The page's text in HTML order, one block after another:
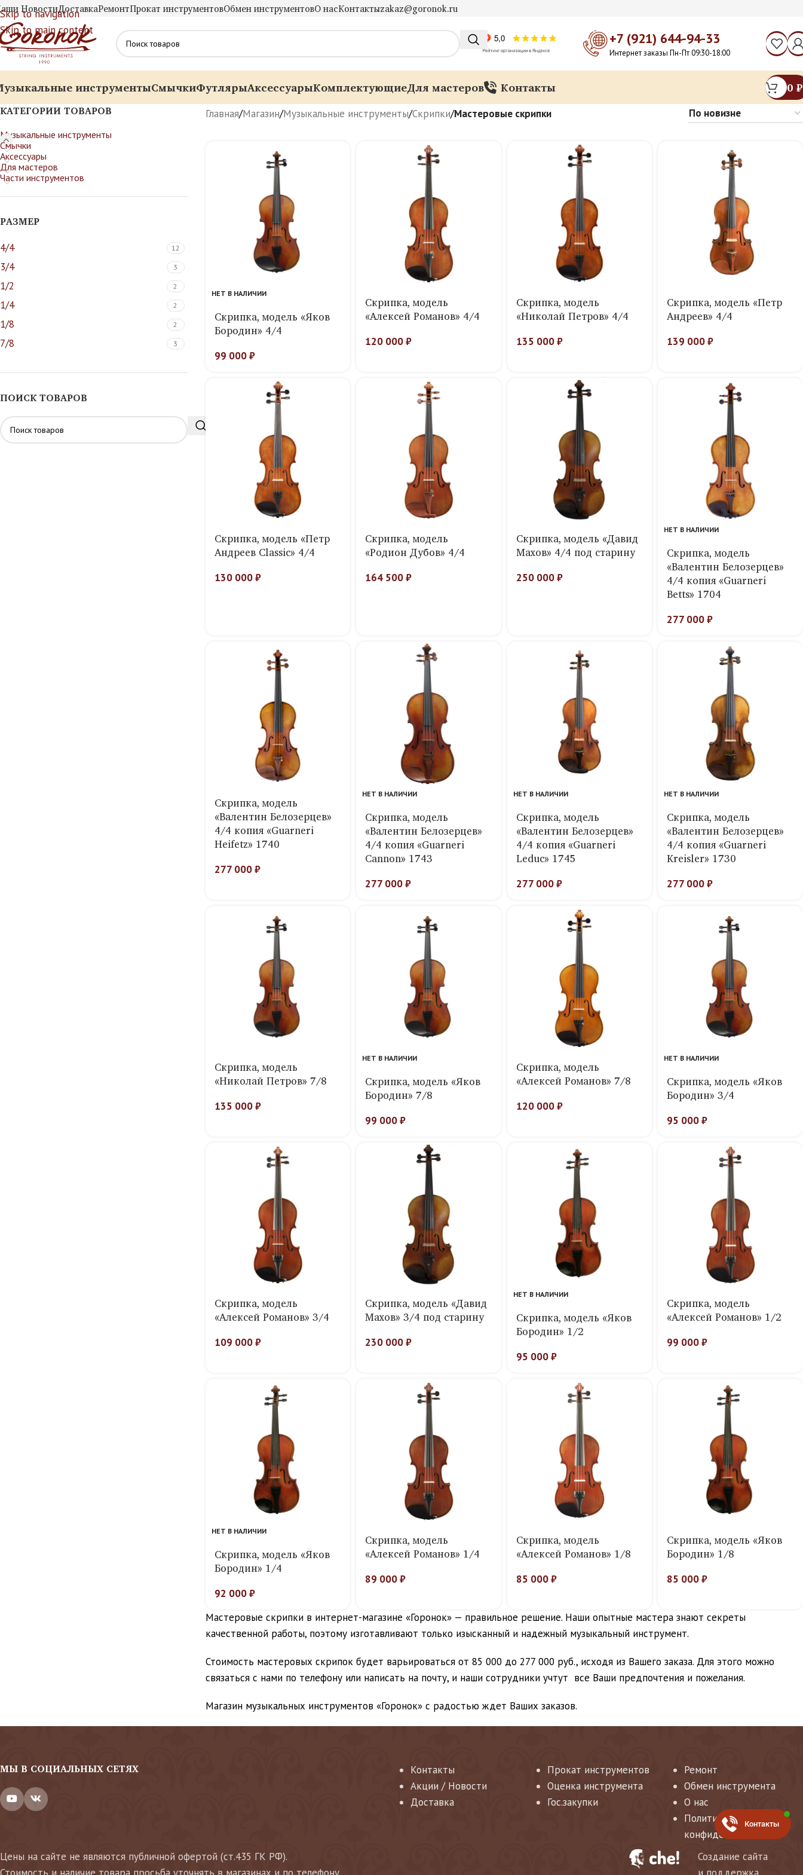
Skip to navigation
Skip to main content
НовостиДоставкаРемонтПрокат инструментовОбмен инструментовО насКонтактыzakaz@goronok.ru
+7 (921) 644-94-33
Интернет заказы Пн-Пт 09:30-18:00
инструментыСмычкиФутлярыАксессуарыКомплектующиеДля мастеров Контакты 0 ₽
КАТЕГОРИИ ТОВАРОВ
Музыкальные инструменты
Смычки
Аксессуары
Для мастеров
Части инструментов
РАЗМЕР
4/4 12
3/4 3
1/2 2
1/4 2
1/8 2
7/8 3
ПОИСК ТОВАРОВ
Главная/Магазин/Музыкальные инструменты/Скрипки/Мастеровые скрипки
НЕТ В НАЛИЧИИ
Скрипка, модель «Яков
Бородин» 4/4
99 000₽
Скрипка, модель
«Алексей Романов» 4/4
120 000₽
Скрипка, модель
«Николай Петров» 4/4
135 000₽
Скрипка, модель «Петр
Андреев» 4/4
139 000₽
Скрипка, модель «Петр
Андреев Classic» 4/4
130 000₽
Скрипка, модель
«Родион Дубов» 4/4
164 500₽
Скрипка, модель «Давид
Махов» 4/4 под старину
250 000₽
НЕТ В НАЛИЧИИ
Скрипка, модель
«Валентин Белозерцев»
4/4 копия «Guarneri
Betts» 1704
277 000₽
Скрипка, модель
«Валентин Белозерцев»
4/4 копия «Guarneri
Heifetz» 1740
277 000₽
НЕТ В НАЛИЧИИ
Скрипка, модель
«Валентин Белозерцев»
4/4 копия «Guarneri
Cannon» 1743
277 000₽
НЕТ В НАЛИЧИИ
Скрипка, модель
«Валентин Белозерцев»
4/4 копия «Guarneri
Leduc» 1745
277 000₽
НЕТ В НАЛИЧИИ
Скрипка, модель
«Валентин Белозерцев»
4/4 копия «Guarneri
Kreisler» 1730
277 000₽
Скрипка, модель
«Николай Петров» 7/8
135 000₽
НЕТ В НАЛИЧИИ
Скрипка, модель «Яков
Бородин» 7/8
99 000₽
Скрипка, модель
«Алексей Романов» 7/8
120 000₽
НЕТ В НАЛИЧИИ
Скрипка, модель «Яков
Бородин» 3/4
95 000₽
Скрипка, модель
«Алексей Романов» 3/4
109 000₽
Скрипка, модель «Давид
Махов» 3/4 под старину
230 000₽
НЕТ В НАЛИЧИИ
Скрипка, модель «Яков
Бородин» 1/2
95 000₽
Скрипка, модель
«Алексей Романов» 1/2
99 000₽
НЕТ В НАЛИЧИИ
Скрипка, модель «Яков
Бородин» 1/4
92 000₽
Скрипка, модель
«Алексей Романов» 1/4
89 000₽
Скрипка, модель
«Алексей Романов» 1/8
85 000₽
Скрипка, модель «Яков
Бородин» 1/8
85 000₽
Мастеровые скрипки в интернет-магазине «Горонок» — правильное решение. Наши опытные мастера знают секреты
качественной работы, поэтому изготавливают только изысканный и надежный музыкальный инструмент.
Стоимость мастеровых скрипок будет варьироваться от 85 000 до 277 000 руб., исходя из Вашего заказа. Для этого можно
связаться с нами по телефону или написать на почту, и наши сотрудники учтут все Ваши предпочтения и пожелания.
Магазин музыкальных инструментов «Горонок» с радостью ждет Ваших заказов.
МЫ В СОЦИАЛЬНЫХ СЕТЯХ
Контакты
Акции / Новости
Доставка
Прокат инструментов
Оценка инструмента
Гос.закупки
Ремонт
Обмен инструмента
О нас
Политика
конфиденциальности
Цены на сайте не являются публичной офертой (ст.435 ГК РФ).
Создание сайта
Контакты